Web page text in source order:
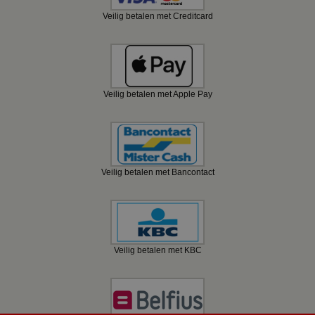
Veilig betalen met Creditcard
Veilig betalen met Apple Pay
Veilig betalen met Bancontact
Veilig betalen met KBC